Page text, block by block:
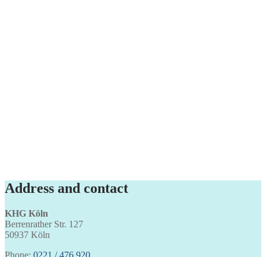
Address and contact
KHG Köln
Berrenrather Str. 127
50937 Köln
Phone: 0221 / 476 920